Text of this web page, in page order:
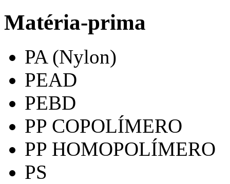
Matéria-prima
PA (Nylon)
PEAD
PEBD
PP COPOLÍMERO
PP HOMOPOLÍMERO
PS